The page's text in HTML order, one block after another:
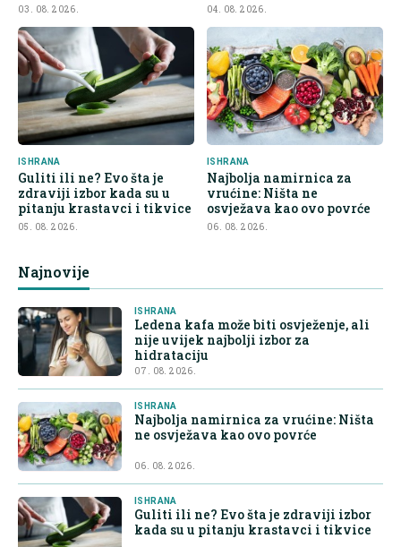
03. 08. 2026. 04. 08. 2026.
ISHRANA
Guliti ili ne? Evo šta je
zdraviji izbor kada su u
pitanju krastavci i tikvice
05. 08. 2026.
ISHRANA
Najbolja namirnica za
vrućine: Ništa ne
osvježava kao ovo povrće
06. 08. 2026.
Najnovije
ISHRANA
Ledena kafa može biti osvježenje, ali
nije uvijek najbolji izbor za
hidrataciju
07. 08. 2026.
ISHRANA
Najbolja namirnica za vrućine: Ništa
ne osvježava kao ovo povrće
06. 08. 2026.
ISHRANA
Guliti ili ne? Evo šta je zdraviji izbor
kada su u pitanju krastavci i tikvice